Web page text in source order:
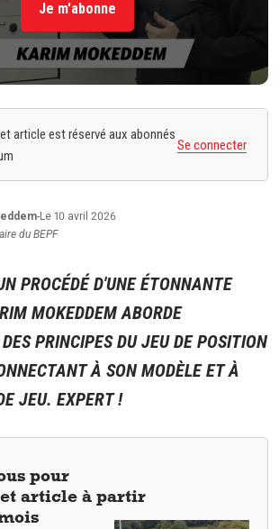
Je m'abonne
article est réservé aux abonnés
Se connecter
-Le 10 avril 2026
du BEPF
PROCÉDÉ D'UNE ÉTONNANTE
MOKEDDEM ABORDE
PRINCIPES DU JEU DE POSITION
À SON MODÈLE ET À
JEU. EXPERT !
pour
article à partir